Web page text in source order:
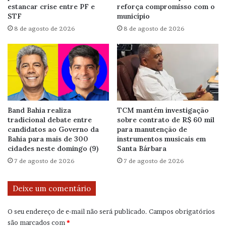
estancar crise entre PF e
STF
8 de agosto de 2026
reforça compromisso com o
município
8 de agosto de 2026
Band Bahia realiza
tradicional debate entre
candidatos ao Governo da
Bahia para mais de 300
cidades neste domingo (9)
7 de agosto de 2026
TCM mantém investigação
sobre contrato de R$ 60 mil
para manutenção de
instrumentos musicais em
Santa Bárbara
7 de agosto de 2026
Deixe um comentário
O seu endereço de e-mail não será publicado. Campos obrigatórios
são marcados com*